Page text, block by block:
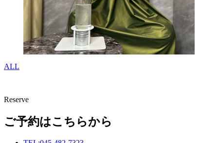
ALL
Reserve
ご予約はこちらから